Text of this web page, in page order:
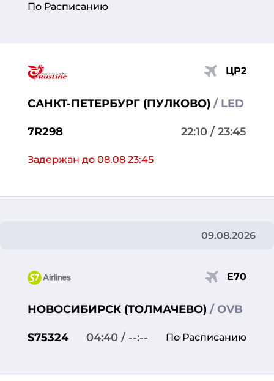
По Расписанию
7R298
САНКТ-ПЕТЕРБУРГ (ПУЛКОВО) / LED
22:10 / 23:45
ЦР2
Задержан до 08.08 23:45
09.08.2026
S75324
НОВОСИБИРСК (ТОЛМАЧЕВО) / OVB
04:40 / --:--
Е70
По Расписанию